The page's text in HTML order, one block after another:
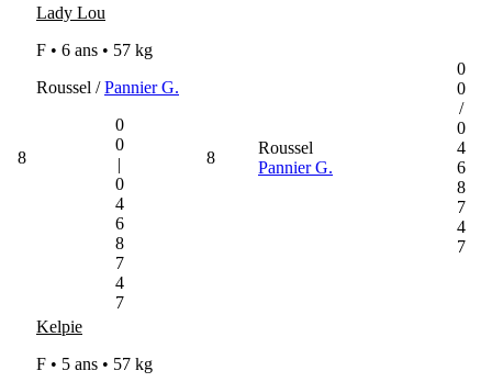
8
Lady Lou
F • 6 ans • 57 kg
Roussel /Pannier G.
0
0
|
0
4
6
8
7
4
7
8
Roussel
Pannier G.
0
0
/
0
4
6
8
7
4
7
Kelpie
F • 5 ans • 57 kg